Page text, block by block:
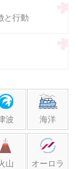
と行動
波 海洋
山 オーロラ